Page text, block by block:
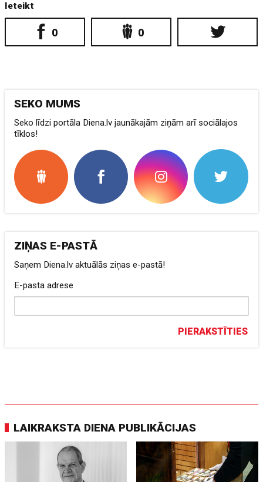
Ieteikt
0 0
SEKO MUMS
Seko līdzi portāla Diena.lv jaunākajām ziņām arī sociālajos
tīklos!
ZIŅAS E-PASTĀ
Saņem Diena.lv aktuālās ziņas e-pastā!
E-pasta adrese
PIERAKSTĪTIES
LAIKRAKSTA DIENA PUBLIKĀCIJAS